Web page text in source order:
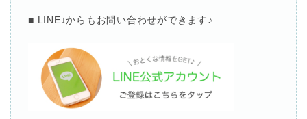
■ LINE↓からもお問い合わせができます♪